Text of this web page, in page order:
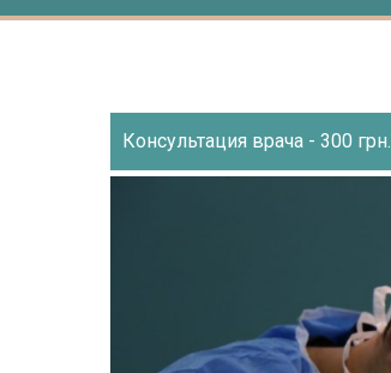
Консультация врача - 300 грн.